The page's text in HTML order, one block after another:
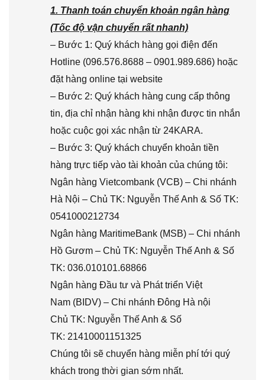
1. Thanh toán chuyển khoản ngân hàng
(Tốc độ vận chuyển rất nhanh)
– Bước 1: Quý khách hàng gọi điện đến
Hotline (096.576.8688 – 0901.989.686) hoặc
đặt hàng online tại website
– Bước 2: Quý khách hàng cung cấp thông
tin, địa chỉ nhận hàng khi nhận được tin nhắn
hoặc cuộc gọi xác nhận từ 24KARA.
– Bước 3: Quý khách chuyển khoản tiền
hàng trực tiếp vào tài khoản của chúng tôi:
Ngân hàng Vietcombank (VCB) – Chi nhánh
Hà Nội – Chủ TK: Nguyễn Thế Anh & Số TK:
0541000212734
Ngân hàng MaritimeBank (MSB) – Chi nhánh
Hồ Gươm – Chủ TK: Nguyễn Thế Anh & Số
TK: 036.010101.68866
Ngân hàng Đầu tư và Phát triển Việt
Nam (BIDV) – Chi nhánh Đông Hà nội
Chủ TK: Nguyễn Thế Anh & Số
TK: 21410001151325
Chúng tôi sẽ chuyển hàng miễn phí tới quý
khách trong thời gian sớm nhất.